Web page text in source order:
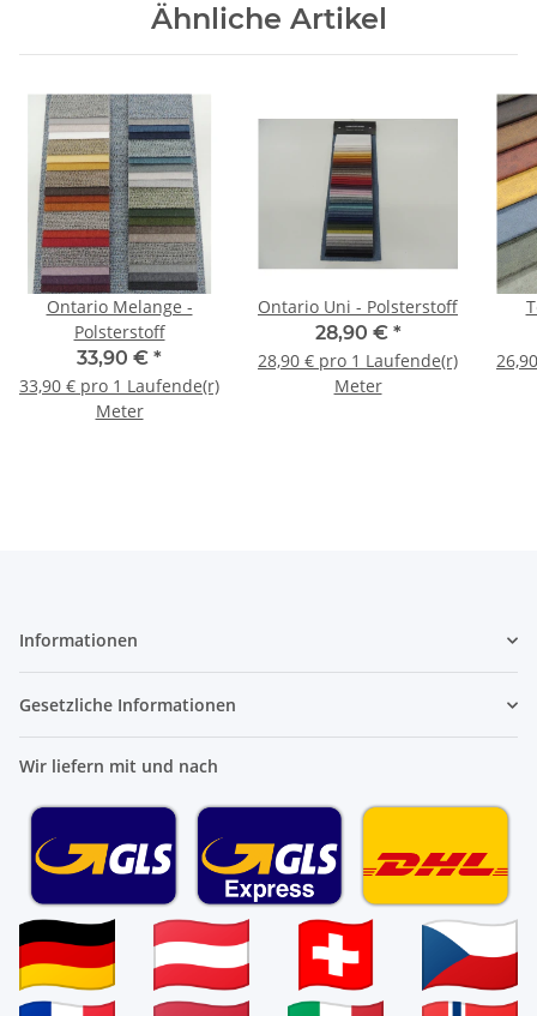
Ähnliche Artikel
Ontario Melange -
Polsterstoff
33,90 € *
33,90 € pro 1 Laufende(r)
Meter
Ontario Uni - Polsterstoff
28,90 € *
28,90 € pro 1 Laufende(r)
Meter
Informationen
Gesetzliche Informationen
Wir liefern mit und nach